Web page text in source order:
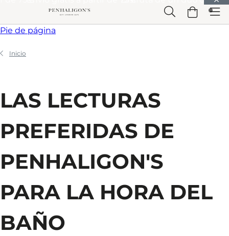
Saltar a CabeceraSaltar a Contenido principal Saltar a
Pie de página
Inicio
LAS LECTURAS
PREFERIDAS DE
PENHALIGON'S
PARA LA HORA DEL
BAÑO